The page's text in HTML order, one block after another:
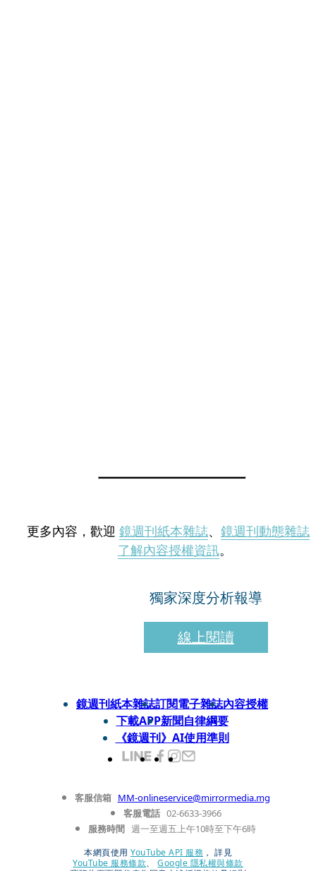
更多內容，歡迎 鏡週刊紙本雜誌、 鏡週刊動態雜誌
了解內容授權資訊。
獨家深度分析報導
線上閱讀
鏡週刊紙本雜誌訂閱電子雜誌內容授權
下載APP新聞自律綱要
《鏡週刊》AI使用準則
客服信箱 MM-onlineservice@mirrormedia.mg
客服電話 02-6633-3966
服務時間 週一至週五上午10時至下午6時
本網頁使用 YouTube API 服務 ， 詳見
YouTube 服務條款、
Google 隱私權與條款